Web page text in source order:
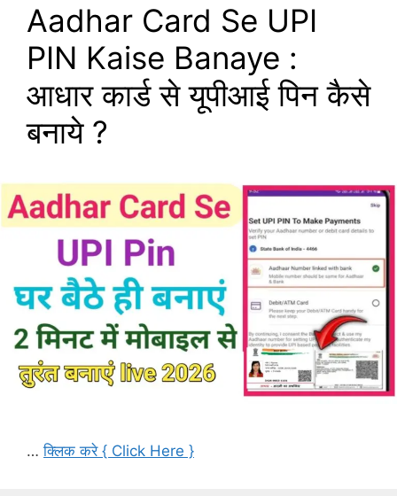
Aadhar Card Se UPI
PIN Kaise Banaye :
आधार कार्ड से यूपीआई पिन कैसे
बनाये ?
…क्लिक करे { Click Here }